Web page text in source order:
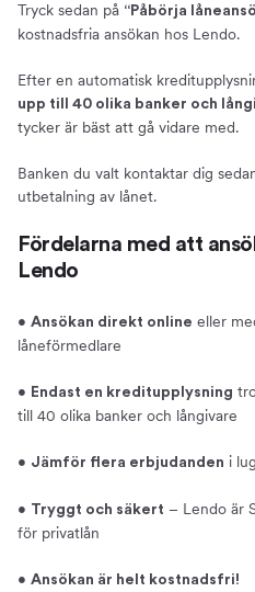
Tryck sedan på “Påbörja
kostnadsfria ansökan hos Lendo.
Efter en automatisk
upp till 40 olika banker och
tycker är bäst att gå vidare med.
Banken du valt kontaktar dig
utbetalning av lånet.
Fördelarna med att
Lendo
• Ansökan direkt online eller
låneförmedlare
• Endast en kreditupplysning
till 40 olika banker och långivare
• Jämför flera erbjudanden i
• Tryggt och säkert – Lendo är
för privatlån
• Ansökan är helt kostnadsfri!